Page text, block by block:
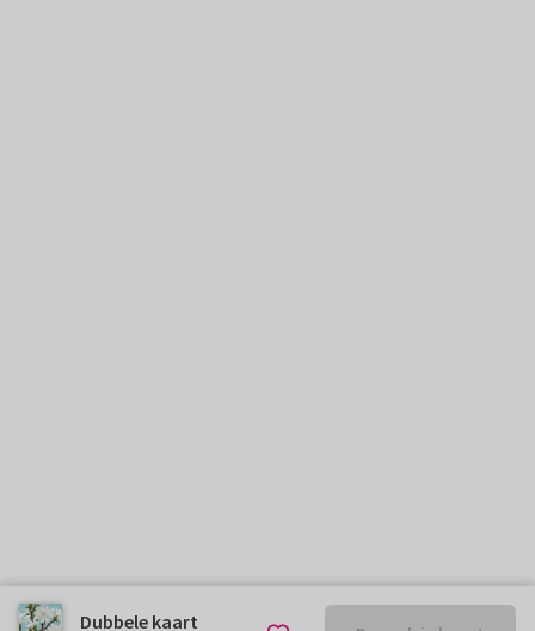
Dubbele kaart